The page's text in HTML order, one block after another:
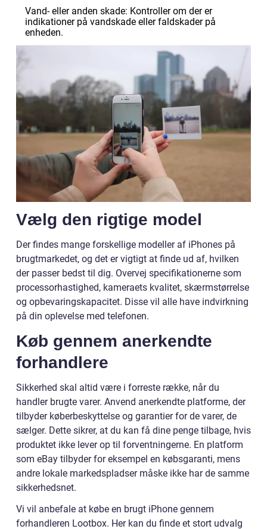
Vand- eller anden skade: Kontroller om der er
indikationer på vandskade eller faldskader på
enheden.
Vælg den rigtige model
Der findes mange forskellige modeller af iPhones på
brugtmarkedet, og det er vigtigt at finde ud af, hvilken
der passer bedst til dig. Overvej specifikationerne som
processorhastighed, kameraets kvalitet, skærmstørrelse
og opbevaringskapacitet. Disse vil alle have indvirkning
på din oplevelse med telefonen.
Køb gennem anerkendte
forhandlere
Sikkerhed skal altid være i forreste række, når du
handler brugte varer. Anvend anerkendte platforme, der
tilbyder køberbeskyttelse og garantier for de varer, de
sælger. Dette sikrer, at du kan få dine penge tilbage, hvis
produktet ikke lever op til forventningerne. En platform
som eBay tilbyder for eksempel en købsgaranti, mens
andre lokale markedspladser måske ikke har de samme
sikkerhedsnet.
Vi vil anbefale at købe en brugt iPhone gennem
forhandleren Lootbox. Her kan du finde et stort udvalg